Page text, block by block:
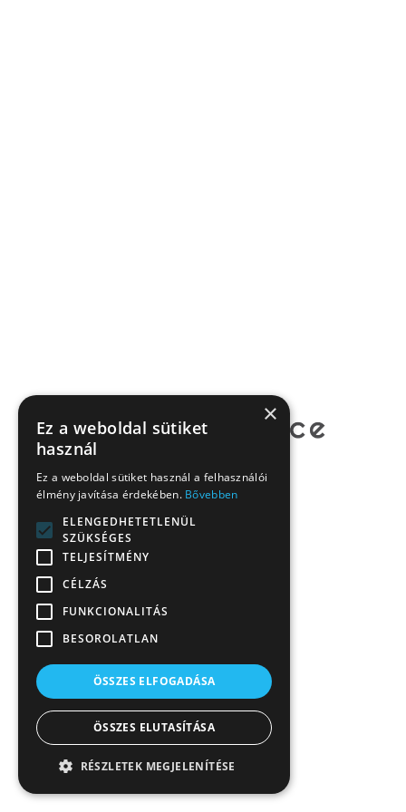
×
Ez a weboldal sütiket
használ
Ez a weboldal sütiket használ a felhasználói
élmény javítása érdekében. Bővebben
ELENGEDHETETLENÜL
SZÜKSÉGES
TELJESÍTMÉNY
CÉLZÁS
FUNKCIONALITÁS
BESOROLATLAN
ÖSSZES ELFOGADÁSA
ÖSSZES ELUTASÍTÁSA
RÉSZLETEK MEGJELENÍTÉSE